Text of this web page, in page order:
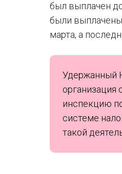
был выплачен
были выплачены
марта, а
Удержанный
организация
инспекцию
системе
такой